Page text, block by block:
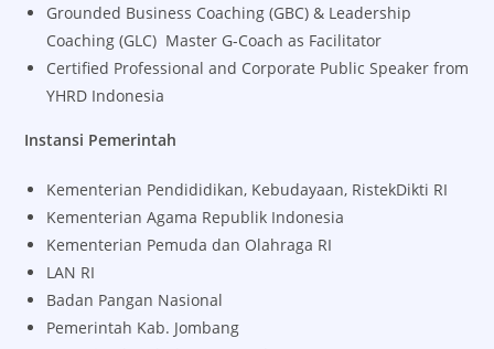
Grounded Business Coaching (GBC) & Leadership
Coaching (GLC) Master G-Coach as Facilitator
Certified Professional and Corporate Public Speaker from
YHRD Indonesia
Instansi Pemerintah
Kementerian Pendididikan, Kebudayaan, RistekDikti RI
Kementerian Agama Republik Indonesia
Kementerian Pemuda dan Olahraga RI
LAN RI
Badan Pangan Nasional
Pemerintah Kab. Jombang